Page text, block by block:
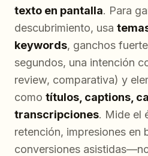
texto en pantalla. Para
descubrimiento, usa
keywords, ganchos
segundos, una intención
review, comparativa) y
como títulos, captions,
transcripciones. Mide el
retención, impresiones en
conversiones